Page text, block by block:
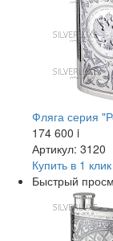
Фляга серия
174 600 i
Артикул: 3120
Купить в 1 клик
Быстрый